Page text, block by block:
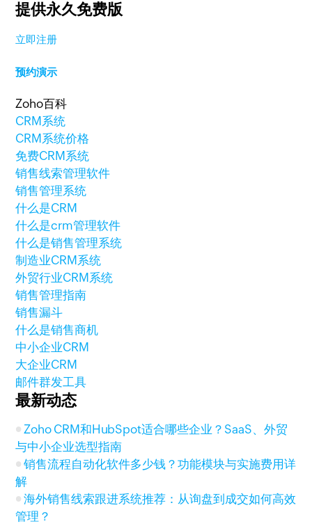
提供永久免费版
立即注册
预约演示
Zoho百科
CRM系统
CRM系统价格
免费CRM系统
销售线索管理软件
销售管理系统
什么是CRM
什么是crm管理软件
什么是销售管理系统
制造业CRM系统
外贸行业CRM系统
销售管理指南
销售漏斗
什么是销售商机
中小企业CRM
大企业CRM
邮件群发工具
最新动态
Zoho CRM和HubSpot适合哪些企业？SaaS、外贸
与中小企业选型指南
销售流程自动化软件多少钱？功能模块与实施费用详
解
海外销售线索跟进系统推荐：从询盘到成交如何高效
管理？